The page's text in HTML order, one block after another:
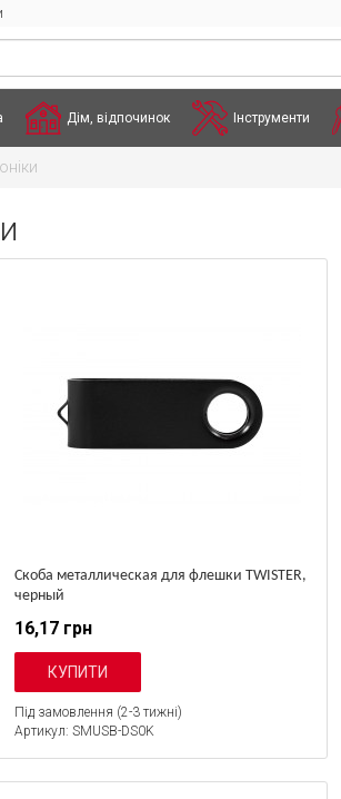
Дім, відпочинок Інструменти
Скоба металлическая для флешки TWISTER,
черный
16,17 грн
Під замовлення (2-3 тижні)
Артикул: SMUSB-DS0K